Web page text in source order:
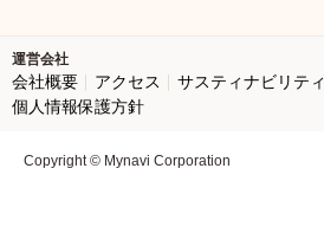
運営会社
会社概要 アクセス サスティナビリティ
個人情報保護方針
Copyright © Mynavi Corporation